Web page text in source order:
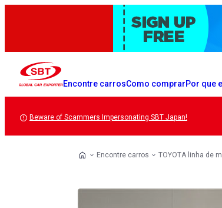
Encontre carrosComo comprarPor que
Beware of Scammers Impersonating SBT Japan!
Encontre carros TOYOTA linha de